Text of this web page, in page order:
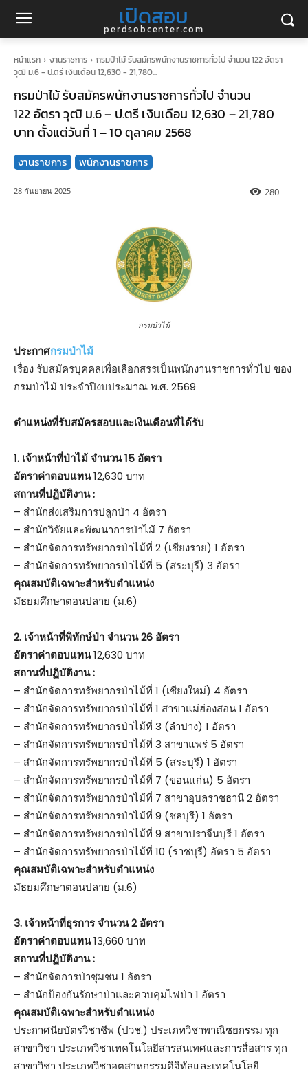
เปิดสอบ
perdsobcenter.com
หน้าแรก งานราชการ
กรมป่าไม้ รับสมัครพนักงานราชการทั่วไป จำนวน 122 อัตรา
วุฒิ ม.6 - ป.ตรี เงินเดือน 12,630 - 21,780...
กรมป่าไม้ รับสมัครพนักงานราชการทั่วไป จำนวน
122 อัตรา วุฒิ ม.6 – ป.ตรี เงินเดือน 12,630 – 21,780
บาท ตั้งแต่วันที่ 1 – 10 ตุลาคม 2568
งานราชการ พนักงานราชการ
28 กันยายน 2025 280
กรมป่าไม้
ประกาศกรมป่าไม้
เรื่อง รับสมัครบุคคลเพื่อเลือกสรรเป็นพนักงานราชการทั่วไป ของ
กรมป่าไม้ ประจำปีงบประมาณ พ.ศ. 2569
ตําแหน่งที่รับสมัครสอบและเงินเดือนที่ได้รับ
1. เจ้าหน้าที่ป่าไม้ จำนวน 15 อัตรา
อัตราค่าตอบแทน12,630 บาท
สถานที่ปฏิบัติงาน :
– สำนักส่งเสริมการปลูกป่า 4 อัตรา
– สำนักวิจัยและพัฒนาการป่าไม้ 7 อัตรา
– สำนักจัดการทรัพยากรป่าไม้ที่ 2 (เชียงราย) 1 อัตรา
– สำนักจัดการทรัพยากรป่าไม้ที่ 5 (สระบุรี) 3 อัตรา
คุณสมบัติเฉพาะสำหรับตำแหน่ง
มัธยมศึกษาตอนปลาย (ม.6)
2. เจ้าหน้าที่พิทักษ์ป่า จำนวน 26 อัตรา
อัตราค่าตอบแทน12,630 บาท
สถานที่ปฏิบัติงาน :
– สำนักจัดการทรัพยากรป่าไม้ที่ 1 (เชียงใหม่) 4 อัตรา
– สำนักจัดการทรัพยากรป่าไม้ที่ 1 สาขาแม่ฮ่องสอน 1 อัตรา
– สำนักจัดการทรัพยากรป่าไม้ที่ 3 (ลำปาง) 1 อัตรา
– สำนักจัดการทรัพยากรป่าไม้ที่ 3 สาขาแพร่ 5 อัตรา
– สำนักจัดการทรัพยากรป่าไม้ที่ 5 (สระบุรี) 1 อัตรา
– สำนักจัดการทรัพยากรป่าไม้ที่ 7 (ขอนแก่น) 5 อัตรา
– สำนักจัดการทรัพยากรป่าไม้ที่ 7 สาขาอุบลราชธานี 2 อัตรา
– สำนักจัดการทรัพยากรป่าไม้ที่ 9 (ชลบุรี) 1 อัตรา
– สำนักจัดการทรัพยากรป่าไม้ที่ 9 สาขาปราจีนบุรี 1 อัตรา
– สำนักจัดการทรัพยากรป่าไม้ที่ 10 (ราชบุรี) อัตรา 5 อัตรา
คุณสมบัติเฉพาะสำหรับตำแหน่ง
มัธยมศึกษาตอนปลาย (ม.6)
3. เจ้าหน้าที่ธุรการ จำนวน 2 อัตรา
อัตราค่าตอบแทน13,660 บาท
สถานที่ปฏิบัติงาน :
– สำนักจัดการป่าชุมชน 1 อัตรา
– สำนักป้องกันรักษาป่าและควบคุมไฟป่า 1 อัตรา
คุณสมบัติเฉพาะสำหรับตำแหน่ง
ประกาศนียบัตรวิชาชีพ (ปวช.) ประเภทวิชาพาณิชยกรรม ทุก
สาขาวิชา ประเภทวิชาเทคโนโลยีสารสนเทศและการสื่อสาร ทุก
สาขาวิชา ประเภทวิชาอุตสาหกรรมดิจิทัลและเทคโนโลยี